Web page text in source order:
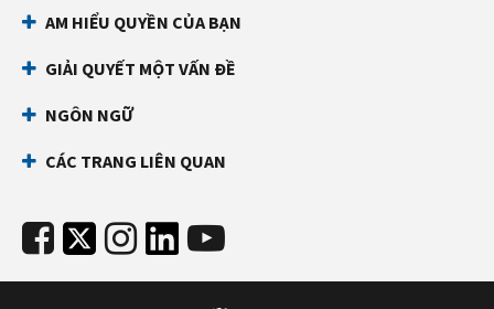
AM HIỂU QUYỀN CỦA BẠN
GIẢI QUYẾT MỘT VẤN ĐỀ
NGÔN NGỮ
CÁC TRANG LIÊN QUAN